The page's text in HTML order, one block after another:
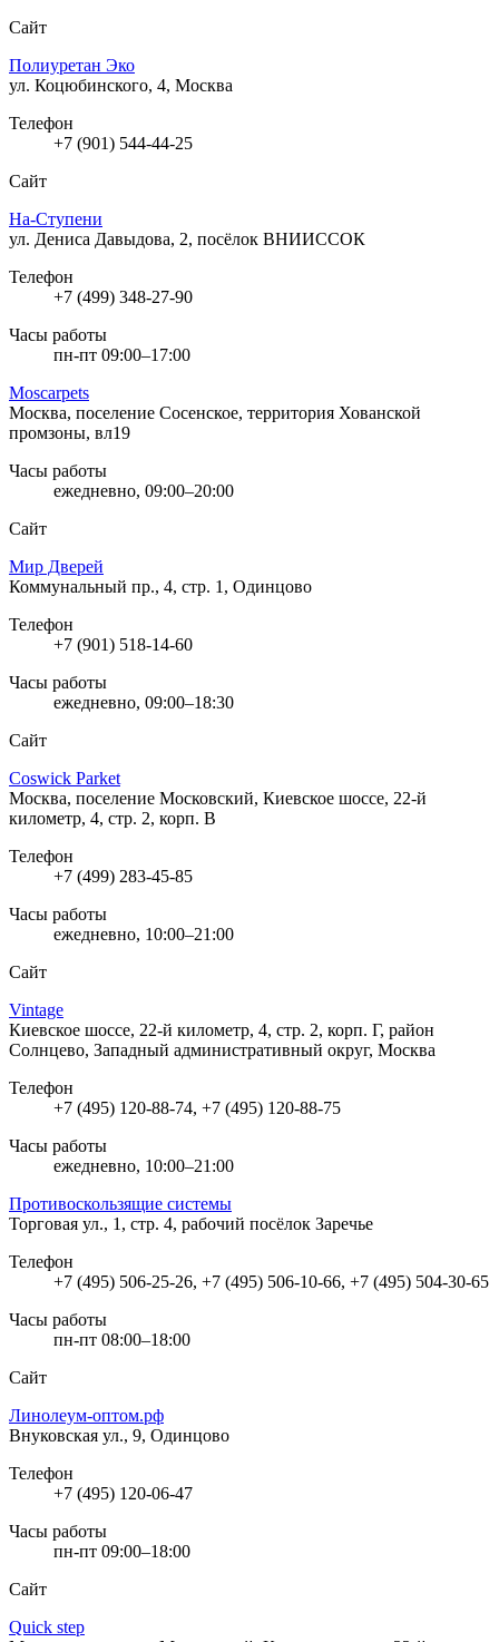
Сайт
Полиуретан Эко
ул. Коцюбинского, 4, Москва
Телефон
+7 (901) 544-44-25
Сайт
На-Ступени
ул. Дениса Давыдова, 2, посёлок ВНИИССОК
Телефон
+7 (499) 348-27-90
Часы работы
пн-пт 09:00–17:00
Moscarpets
Москва, поселение Сосенское, территория Хованской
промзоны, вл19
Часы работы
ежедневно, 09:00–20:00
Сайт
Мир Дверей
Коммунальный пр., 4, стр. 1, Одинцово
Телефон
+7 (901) 518-14-60
Часы работы
ежедневно, 09:00–18:30
Сайт
Coswick Parket
Москва, поселение Московский, Киевское шоссе, 22-й
километр, 4, стр. 2, корп. В
Телефон
+7 (499) 283-45-85
Часы работы
ежедневно, 10:00–21:00
Сайт
Vintage
Киевское шоссе, 22-й километр, 4, стр. 2, корп. Г, район
Солнцево, Западный административный округ, Москва
Телефон
+7 (495) 120-88-74, +7 (495) 120-88-75
Часы работы
ежедневно, 10:00–21:00
Противоскользящие системы
Торговая ул., 1, стр. 4, рабочий посёлок Заречье
Телефон
+7 (495) 506-25-26, +7 (495) 506-10-66, +7 (495) 504-30-65
Часы работы
пн-пт 08:00–18:00
Сайт
Линолеум-оптом.рф
Внуковская ул., 9, Одинцово
Телефон
+7 (495) 120-06-47
Часы работы
пн-пт 09:00–18:00
Сайт
Quick step